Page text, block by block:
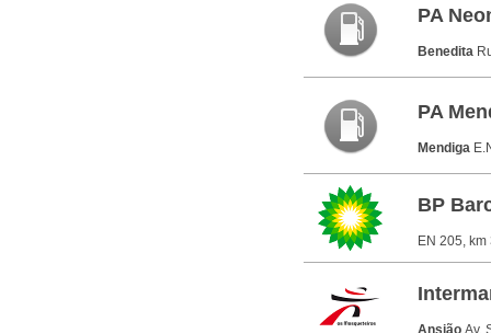
PA
Benedita
PA
Mendiga
BP
EN 205,
Ansião Av.